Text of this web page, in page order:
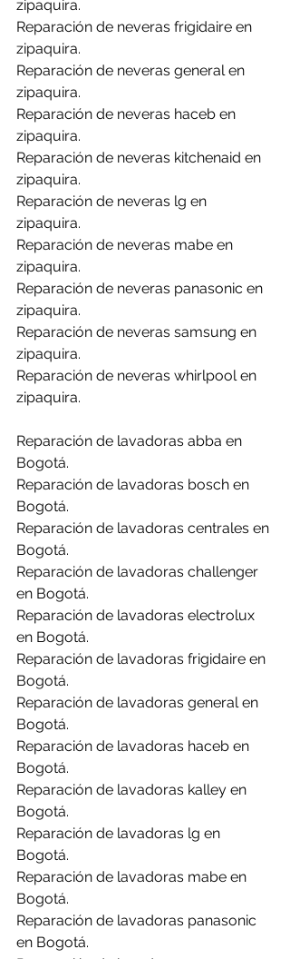
zipaquira.
Reparación de neveras frigidaire en
zipaquira.
Reparación de neveras general en
zipaquira.
Reparación de neveras haceb en
zipaquira.
Reparación de neveras kitchenaid en
zipaquira.
Reparación de neveras lg en
zipaquira.
Reparación de neveras mabe en
zipaquira.
Reparación de neveras panasonic en
zipaquira.
Reparación de neveras samsung en
zipaquira.
Reparación de neveras whirlpool en
zipaquira.
Reparación de lavadoras abba en
Bogotá.
Reparación de lavadoras bosch en
Bogotá.
Reparación de lavadoras centrales en
Bogotá.
Reparación de lavadoras challenger
en Bogotá.
Reparación de lavadoras electrolux
en Bogotá.
Reparación de lavadoras frigidaire en
Bogotá.
Reparación de lavadoras general en
Bogotá.
Reparación de lavadoras haceb en
Bogotá.
Reparación de lavadoras kalley en
Bogotá.
Reparación de lavadoras lg en
Bogotá.
Reparación de lavadoras mabe en
Bogotá.
Reparación de lavadoras panasonic
en Bogotá.